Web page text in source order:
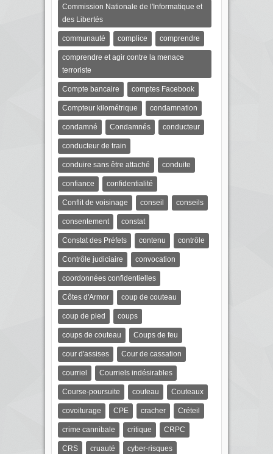
Commission Nationale de l'Informatique et
des Libertés
communauté complice comprendre
comprendre et agir contre la menace
terroriste
Compte bancaire comptes Facebook
Compteur kilométrique condamnation
condamné Condamnés conducteur
conducteur de train
conduire sans être attaché conduite
confiance confidentialité
Conflit de voisinage conseil conseils
consentement constat
Constat des Préfets contenu contrôle
Contrôle judiciaire convocation
coordonnées confidentielles
Côtes d'Armor coup de couteau
coup de pied coups
coups de couteau Coups de feu
cour d'assises Cour de cassation
courriel Courriels indésirables
Course-poursuite couteau Couteaux
covoiturage CPE cracher Créteil
crime cannibale critique CRPC
CRS cruauté cyber-risques